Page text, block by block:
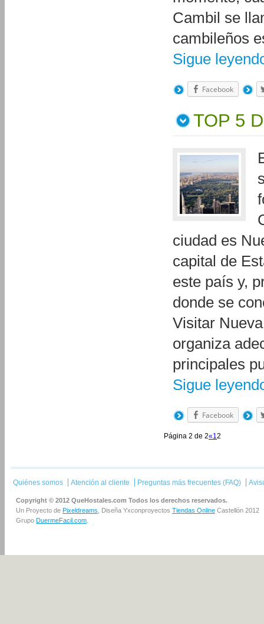
Cambil se
cambileños
Sigue
Facebook
TOP 5
ciudad es
capital de
este país y,
donde se
Visitar
organiza
principales
Sigue
Facebook
Página 2 de 2«12
Quiénes somos Atención al cliente Preguntas más frecuentes (FAQ)
Copyright © 2012 QueHostales.com Todos los derechos reservados.
Un Proyecto de Pixeldreams , Diseña Yxconproyectos Tiendas Online Castellón 2012
Grupo DuermeFacil.com